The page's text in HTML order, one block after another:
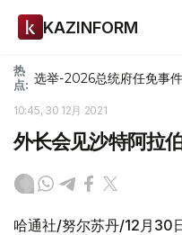
KAZINFORM
热
点: 选举-2026总统府任免事件
10:45, 30 12月 2021
外长会见沙特阿拉
哈通社/努尔苏丹/12月30